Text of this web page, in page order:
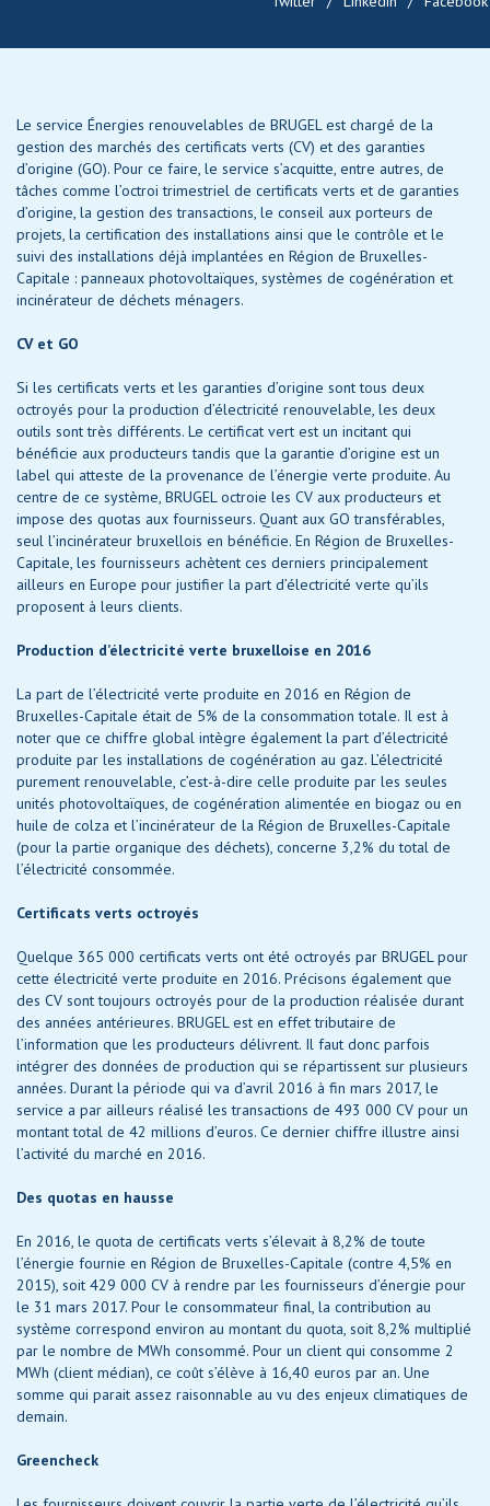
Le service Énergies renouvelables de BRUGEL est chargé de la
gestion des marchés des certificats verts (CV) et des garanties
d’origine (GO). Pour ce faire, le service s’acquitte, entre autres, de
tâches comme l’octroi trimestriel de certificats verts et de garanties
d’origine, la gestion des transactions, le conseil aux porteurs de
projets, la certification des installations ainsi que le contrôle et le
suivi des installations déjà implantées en Région de Bruxelles-
Capitale : panneaux photovoltaïques, systèmes de cogénération et
incinérateur de déchets ménagers.
CV et GO
Si les certificats verts et les garanties d’origine sont tous deux
octroyés pour la production d’électricité renouvelable, les deux
outils sont très différents. Le certificat vert est un incitant qui
bénéficie aux producteurs tandis que la garantie d’origine est un
label qui atteste de la provenance de l’énergie verte produite. Au
centre de ce système, BRUGEL octroie les CV aux producteurs et
impose des quotas aux fournisseurs. Quant aux GO transférables,
seul l’incinérateur bruxellois en bénéficie. En Région de Bruxelles-
Capitale, les fournisseurs achètent ces derniers principalement
ailleurs en Europe pour justifier la part d’électricité verte qu’ils
proposent à leurs clients.
Production d’électricité verte bruxelloise en 2016
La part de l’électricité verte produite en 2016 en Région de
Bruxelles-Capitale était de 5% de la consommation totale. Il est à
noter que ce chiffre global intègre également la part d’électricité
produite par les installations de cogénération au gaz. L’électricité
purement renouvelable, c’est-à-dire celle produite par les seules
unités photovoltaïques, de cogénération alimentée en biogaz ou en
huile de colza et l’incinérateur de la Région de Bruxelles-Capitale
(pour la partie organique des déchets), concerne 3,2% du total de
l’électricité consommée.
Certificats verts octroyés
Quelque 365 000 certificats verts ont été octroyés par BRUGEL pour
cette électricité verte produite en 2016. Précisons également que
des CV sont toujours octroyés pour de la production réalisée durant
des années antérieures. BRUGEL est en effet tributaire de
l’information que les producteurs délivrent. Il faut donc parfois
intégrer des données de production qui se répartissent sur plusieurs
années. Durant la période qui va d’avril 2016 à fin mars 2017, le
service a par ailleurs réalisé les transactions de 493 000 CV pour un
montant total de 42 millions d’euros. Ce dernier chiffre illustre ainsi
l’activité du marché en 2016.
Des quotas en hausse
En 2016, le quota de certificats verts s’élevait à 8,2% de toute
l’énergie fournie en Région de Bruxelles-Capitale (contre 4,5% en
2015), soit 429 000 CV à rendre par les fournisseurs d’énergie pour
le 31 mars 2017. Pour le consommateur final, la contribution au
système correspond environ au montant du quota, soit 8,2% multiplié
par le nombre de MWh consommé. Pour un client qui consomme 2
MWh (client médian), ce coût s’élève à 16,40 euros par an. Une
somme qui parait assez raisonnable au vu des enjeux climatiques de
demain.
Greencheck